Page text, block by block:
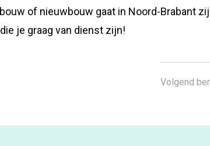
of nieuwbouw gaat in Noord-Brabant
je graag van dienst zijn!
Volgend